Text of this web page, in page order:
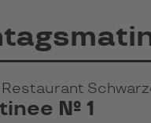
Restaurant
№ 1